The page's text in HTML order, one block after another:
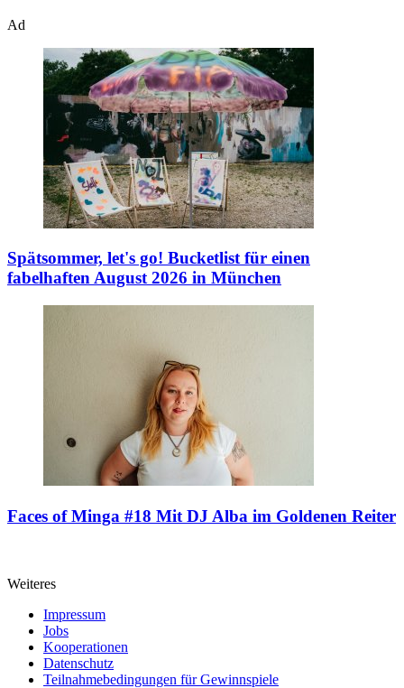
Ad
Spätsommer, let's go! Bucketlist für einen
fabelhaften August 2026 in München
Faces of Minga #18 Mit DJ Alba im Goldenen Reiter
Weiteres
Impressum
Jobs
Kooperationen
Datenschutz
Teilnahmebedingungen für Gewinnspiele